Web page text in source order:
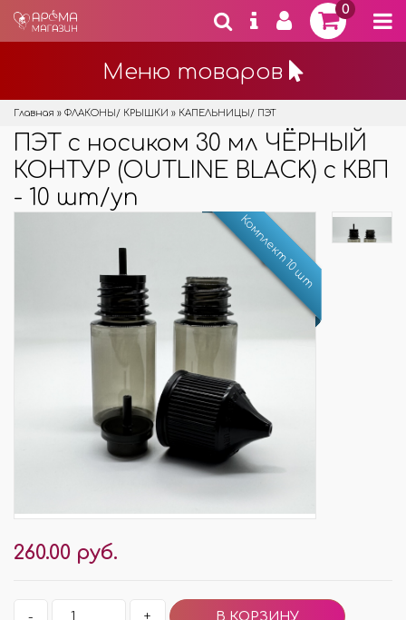
0
Меню товаров
Главная » ФЛАКОНЫ/ КРЫШКИ » КАПЕЛЬНИЦЫ/ ПЭТ
ПЭТ с носиком 30 мл ЧЁРНЫЙ
КОНТУР (OUTLINE BLACK) с КВП
- 10 шт/уп
Комплект 10 шт
260.00 руб.
- +